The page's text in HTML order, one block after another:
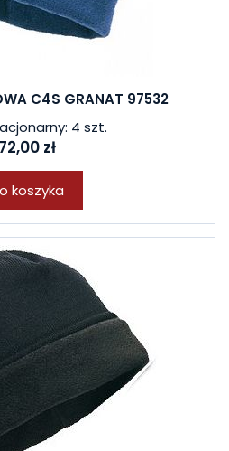
C4S GRANAT 97532
4 szt.
72,00 zł
koszyka